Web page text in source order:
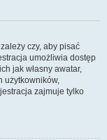
czy, aby pisać
umożliwia dostęp
jak własny awatar,
użytkowników,
zajmuje tylko